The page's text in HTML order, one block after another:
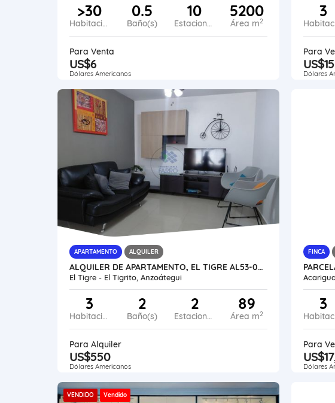
>30
Habitaciones
0.5
Baño(s)
10
Estacionamiento
5200
Área m2
Para Venta
US$6
Dólares Americanos
3
Para
Dólares
APARTAMENTO ALQUILER
ALQUILER DE APARTAMENTO, EL TIGRE AL53-0045-SMED
El Tigre - El Tigrito, Anzoátegui
3
Habitaciones
2
Baño(s)
2
Estacionamiento
89
Área m2
Para Alquiler
US$550
Dólares Americanos
FINCA
3
Para
Dólares
VENDIDO Vendido